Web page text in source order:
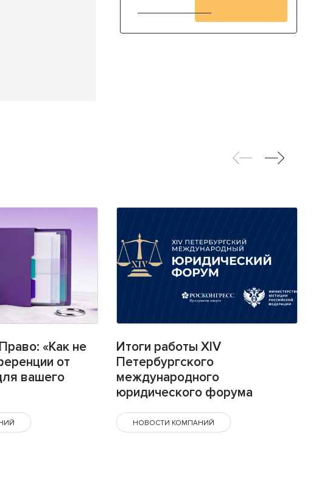
«Как не
от
вашего
Итоги работы XIV
Петербургского
международного
юридического форума
НОВОСТИ КОМПАНИЙ